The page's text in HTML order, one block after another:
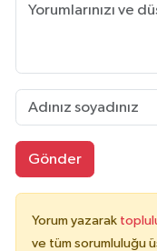
Gönder
Yorum yazarak
ve tüm sorumluluğu